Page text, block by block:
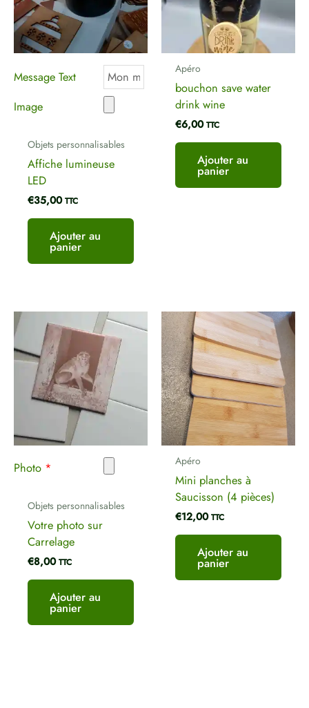
Nom *
E-mail
Message Text
Image
Objets personnalisables
Affiche lumineuse
LED
€35,00 TTC
Ajouter au
panier
Apéro
bouchon save water
drink wine
€6,00 TTC
Ajouter au
panier
Photo *
Objets personnalisables
Votre photo sur
Carrelage
€8,00 TTC
Ajouter au
panier
Apéro
Mini planches à
Saucisson (4 pièces)
€12,00 TTC
Ajouter au
panier